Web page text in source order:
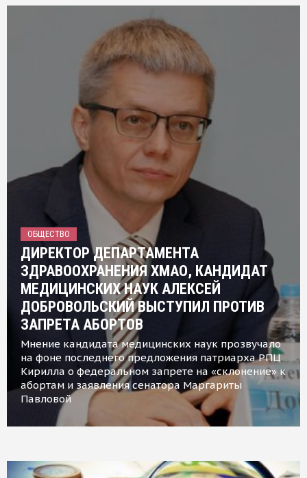
ОБЩЕСТВО
ДИРЕКТОР ДЕПАРТАМЕНТА
ЗДРАВООХРАНЕНИЯ ХМАО, КАНДИДАТ
МЕДИЦИНСКИХ НАУК АЛЕКСЕЙ
ДОБРОВОЛЬСКИЙ ВЫСТУПИЛ ПРОТИВ
ЗАПРЕТА АБОРТОВ
Мнение кандидата медицинских наук прозвучало
на фоне последнего предложения патриарха РПЦ
Кирилла о федеральном запрете на «склонение» к
абортам и заявления сенатора Маргариты
Павловой